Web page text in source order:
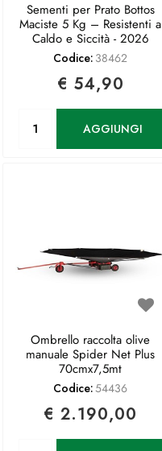
Sementi per Prato Bottos
Maciste 5 Kg – Resistenti a
Caldo e Siccità - 2026
Codice: 38462
€ 54,90
AGGIUNGI
Ombrello raccolta olive
manuale Spider Net Plus
70cmx7,5mt
Codice:54436
€ 2.190,00